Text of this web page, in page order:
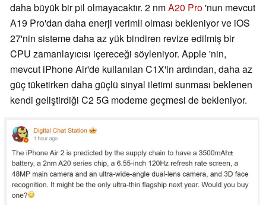
daha büyük bir pil olmayacaktır. 2 nmA20 Pro'nun mevcut
A19 Pro'dan daha enerji verimli olması bekleniyor ve iOS
27'nin sisteme daha az yük bindiren revize edilmiş bir
CPU zamanlayıcısı içereceği söyleniyor. Apple 'nin,
mevcut iPhone Air'de kullanılan C1X'in ardından, daha az
güç tüketirken daha güçlü sinyal iletimi sunması beklenen
kendi geliştirdiği C2 5G modeme geçmesi de bekleniyor.